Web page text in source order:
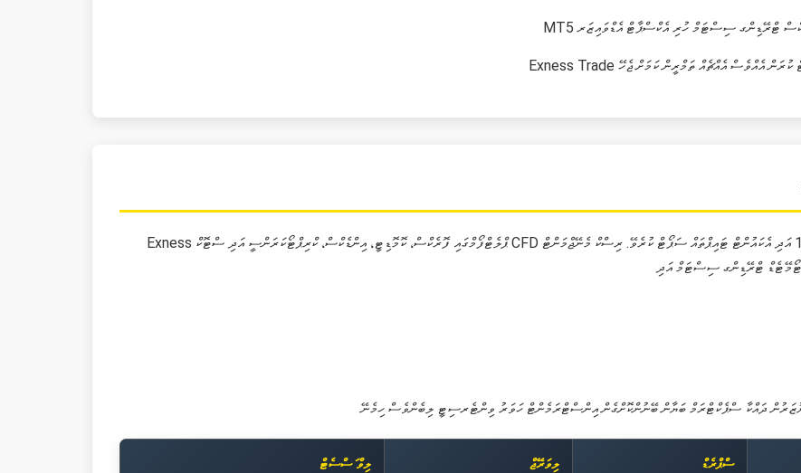
Exness ޕްލެޓްފޯމްގައި ފޮރެކްސް، ކޮމޮޑިޓީ، އިންޑެކްސް، ކްރިޕްޓޯކަރަންސީ އަދި ސްޓޮކް CFD އިންސްޓްރުމަންޓް ސަޕޯޓް ކުރެވޭ. ލިވަރޭޖް ބިންގ އެކައުންޓްތައް 1:2000 އަދި އެކައުންޓް ޓައިޕްތައް ސަޕޯޓް ކުރެވޭ. ރިސްކް މެނޭޖްމަންޓް
ސްޕްރެޑް ލިވަރޭޖް ލިވް ަސްސެޓް